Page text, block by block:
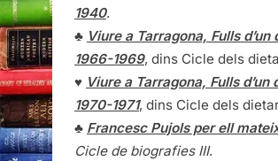
1940.
♣ Viure a Tarragona, Fulls d’un
1966-1969, dins Cicle dels
♥ Viure a Tarragona, Fulls d’un
1970-1971, dins Cicle dels
♣ Francesc Pujols per ell
Cicle de biografies III.